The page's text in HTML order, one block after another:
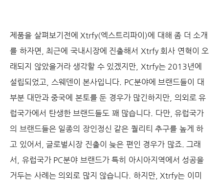
제품을 살펴보기전에 Xtrfy(엑스트리파이)에 대해 좀 더 소개
를 하자면, 최근에 국내시장에 진출해서 Xtrfy 회사 연혁이 오
래되지 않았을거라 생각할 수 있겠지만, Xtrfy는 2013년에
설립되었고, 스웨덴이 본사입니다. PC분야에 브랜드들이 대
부분 대만과 중국에 본토를 둔 경우가 많긴하지만, 의외로 유
럽국가에서 탄생한 브랜드들도 꽤 많습니다. 다만, 유럽국가
의 브랜드들은 일종의 장인정신 같은 퀄리티 추구를 높게 하
고 있어서, 글로벌시장 진출이 늦은 편인 경우가 많죠. 그래
서, 유럽국가 PC분야 브랜드가 특히 아시아지역에서 성공을
거두는 사례는 의외로 많지 않습니다. 하지만, Xtrfy는 이미